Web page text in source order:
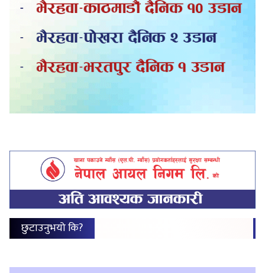
छुटाउनुभयो कि?